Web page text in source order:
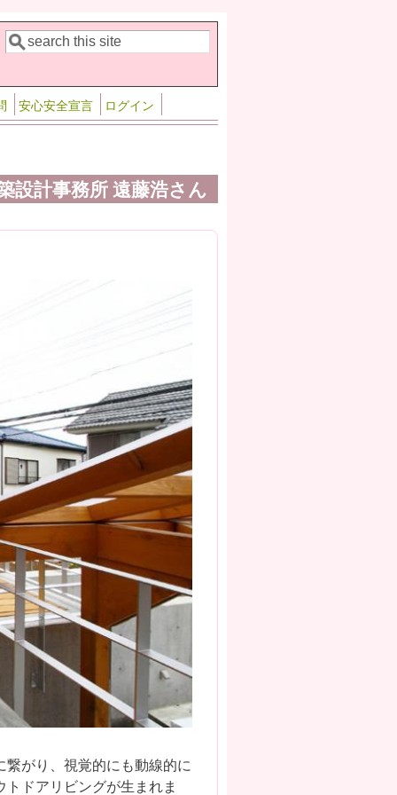
検索フォーム
検索
安心安全宣言 ログイン
設計事務所 遠藤浩さん
がり、視覚的にも動線的に
ドアリビングが生まれま